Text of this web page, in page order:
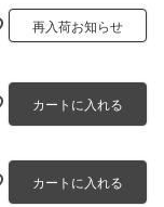
再入荷お知らせ
カートに入れる
カートに入れる